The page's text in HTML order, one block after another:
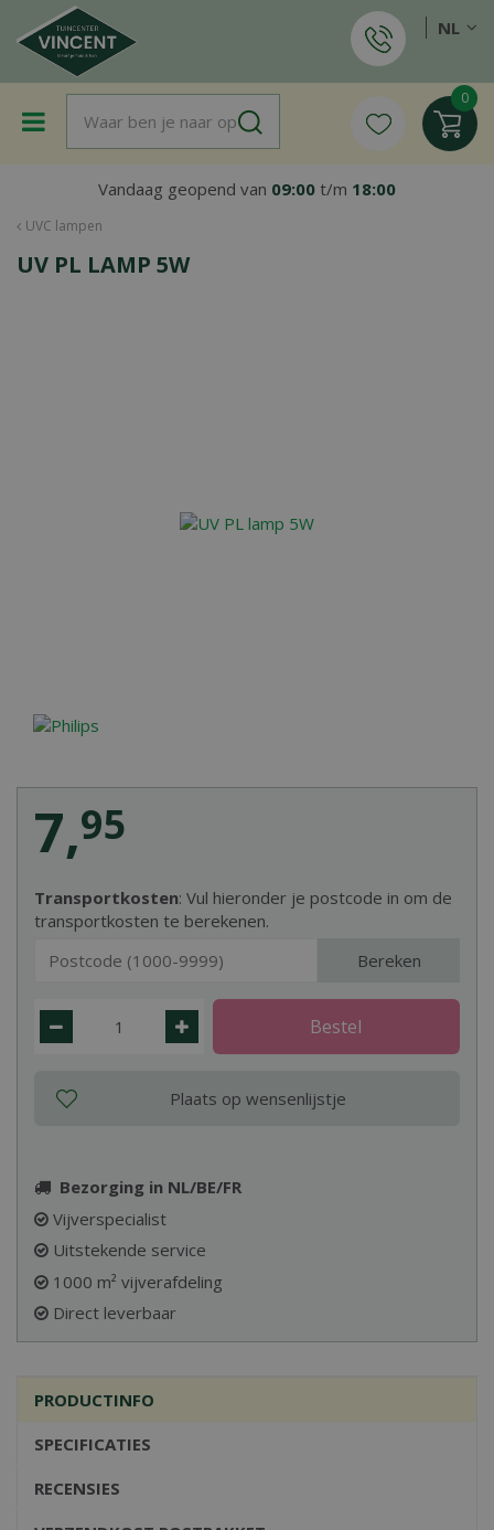
a
UVC lampen
Vandaag geopend van 09:00 t/m 18:00
NL
UV PL LAMP 5W
Transportkosten: Vul hieronder je postcode in om de
transportkosten te berekenen.
Bereken
7,95
Bezorging in NL/BE/FR
Vijverspecialist
Uitstekende service
1000 m² vijverafdeling
Direct leverbaar
PRODUCTINFO
SPECIFICATIES
RECENSIES